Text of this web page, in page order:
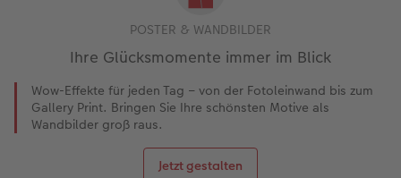
POSTER & WANDBILDER
Ihre Glücksmomente immer im Blick
Wow-Effekte für jeden Tag – von der Fotoleinwand bis zum
Gallery Print. Bringen Sie Ihre schönsten Motive als
Wandbilder groß raus.
Jetzt gestalten